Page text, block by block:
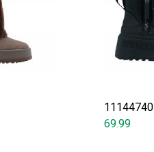
11144740
69.99